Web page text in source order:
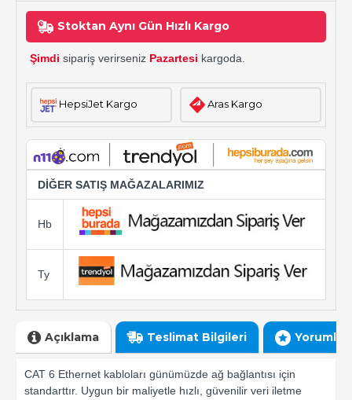
Stoktan Aynı Gün Hızlı Kargo
Şimdi sipariş verirseniz Pazartesi kargoda.
HepsiJet Kargo Aras Kargo
DİĞER SATIŞ MAĞAZALARIMIZ
Hb
Ty
Açıklama Teslimat Bilgileri Yorumlar
CAT 6 Ethernet kabloları günümüzde ağ bağlantısı için
standarttır. Uygun bir maliyetle hızlı, güvenilir veri iletme